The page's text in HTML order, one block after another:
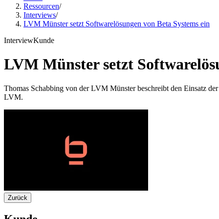
Ressourcen/
Interviews/
LVM Münster setzt Softwarelösungen von Beta Systems ein
InterviewKunde
LVM Münster setzt
Thomas Schabbing von der LVM Münster beschreibt den Einsatz
LVM.
Zurück